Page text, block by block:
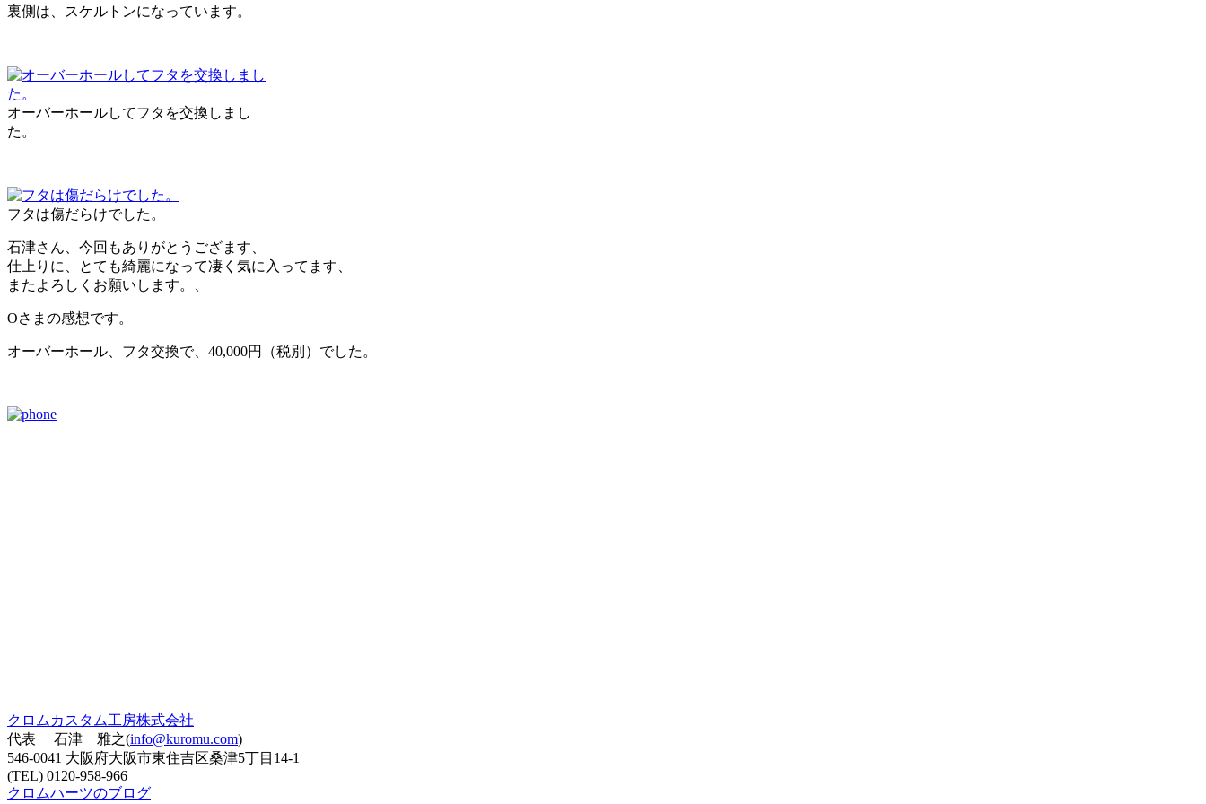
裏側は、スケルトンになっています。
オーバーホールしてフタを交換しまし
た。
フタは傷だらけでした。
石津さん、今回もありがとうござます、
仕上りに、とても綺麗になって凄く気に入ってます、
またよろしくお願いします。、
Oさまの感想です。
オーバーホール、フタ交換で、40,000円（税別）でした。
クロムカスタム工房株式会社
代表 石津 雅之(info@kuromu.com)
546-0041 大阪府大阪市東住吉区桑津5丁目14-1
(TEL) 0120-958-966
クロムハーツのブログ